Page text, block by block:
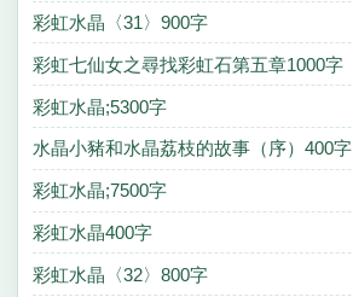
彩虹水晶〈31〉900字
彩虹七仙女之尋找彩虹石第五章1000字
彩虹水晶;5300字
水晶小豬和水晶荔枝的故事（序）400字
彩虹水晶;7500字
彩虹水晶400字
彩虹水晶〈32〉800字